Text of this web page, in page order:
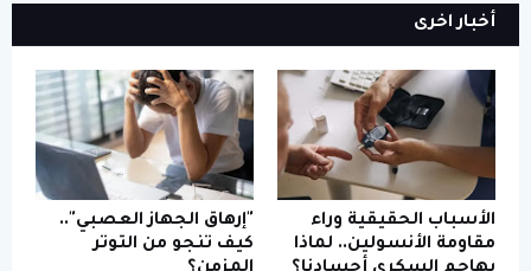
أخبار اخرى
الأسباب الحقيقية وراء
مقاومة الأنسولين.. لماذا
"إرهاق الجهاز العصبي"..
كيف تنجو من التوتر